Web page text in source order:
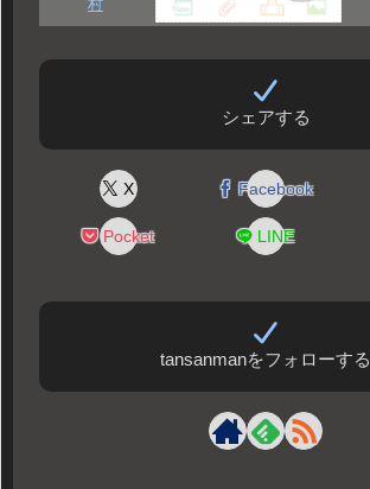
村
シェアする
X Facebook
Pocket LINE
tansanmanをフォローする